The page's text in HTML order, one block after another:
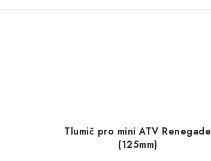
Tlumič pro mini ATV Renegade
(125mm)